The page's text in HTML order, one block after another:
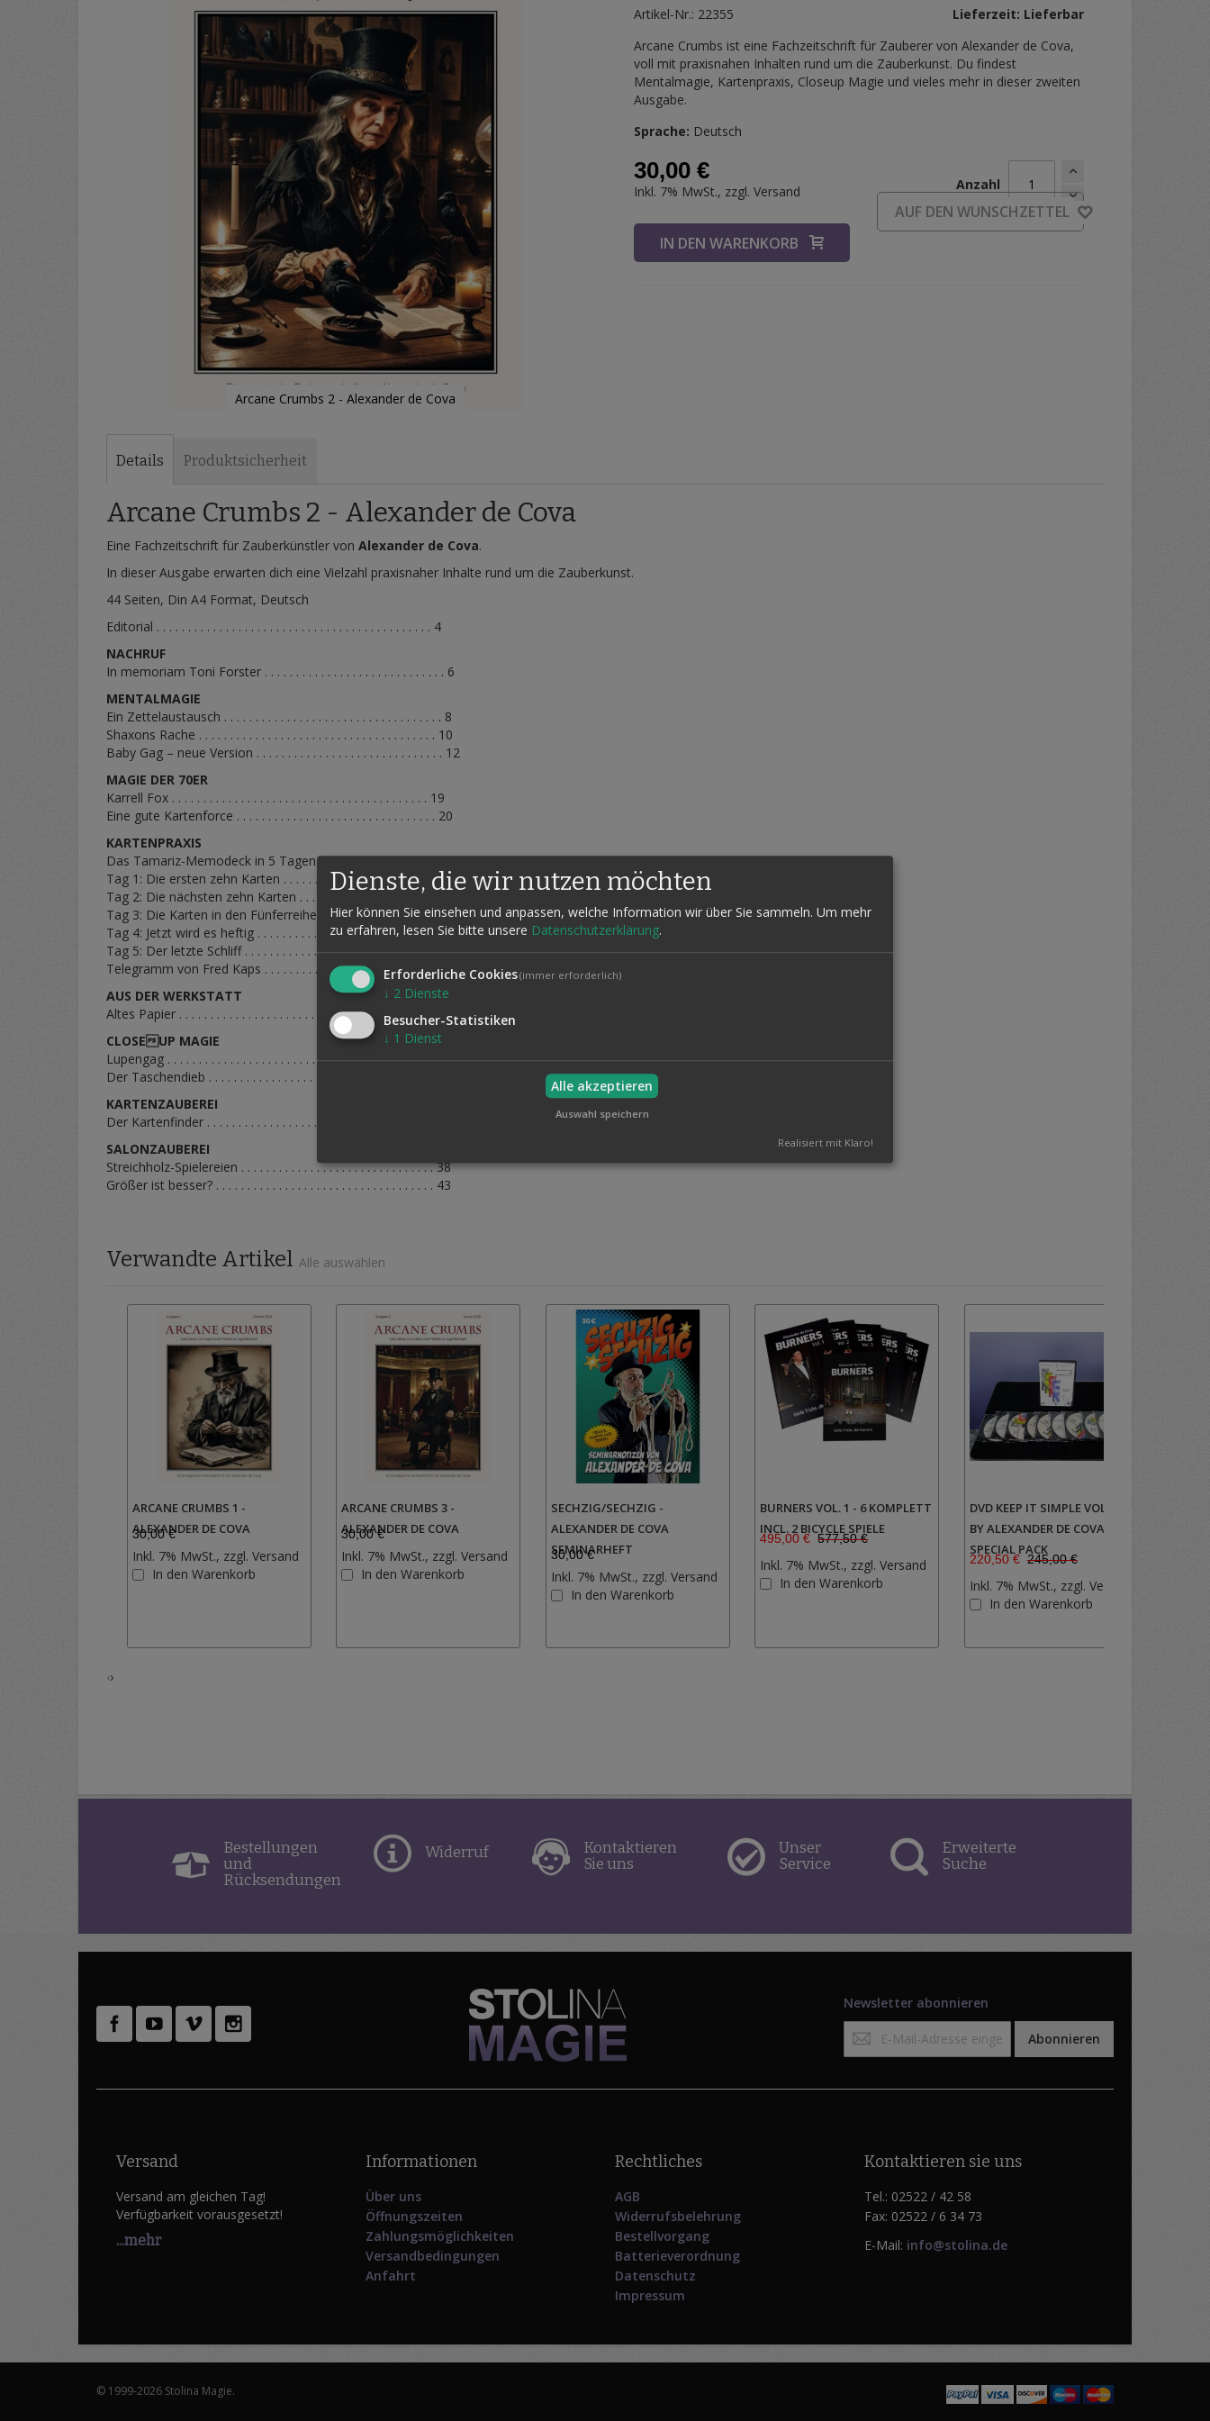
Arcane Crumbs 2 - Alexander de Cova
Artikel-Nr.: 22355
Lieferzeit: Lieferbar
Arcane Crumbs ist eine Fachzeitschrift für Zauberer von Alexander de Cova,
voll mit praxisnahen Inhalten rund um die Zauberkunst. Du findest
Mentalmagie, Kartenpraxis, Closeup Magie und vieles mehr in dieser zweiten
Ausgabe.
Sprache: Deutsch
30,00 €
Inkl. 7% MwSt., zzgl.Versand Anzahl
IN DEN WARENKORB
AUF DEN WUNSCHZETTEL
Details
Arcane Crumbs 2 - Alexander de Cova
Eine Fachzeitschrift für Zauberkünstler vonAlexander de Cova.
In dieser Ausgabe erwarten dich eine Vielzahl praxisnaher Inhalte rund um die Zauberkunst.
44 Seiten, Din A4 Format, Deutsch
Editorial . . . . . . . . . . . . . . . . . . . . . . . . . . . . . . . . . . . . . . . . . . . . 4
NACHRUF
In memoriam Toni Forster . . . . . . . . . . . . . . . . . . . . . . . . . . . . . 6
MENTALMAGIE
Ein Zettelaustausch . . . . . . . . . . . . . . . . . . . . . . . . . . . . . . . . . . . 8
Shaxons Rache . . . . . . . . . . . . . . . . . . . . . . . . . . . . . . . . . . . . . . 10
Baby Gag – neue Version . . . . . . . . . . . . . . . . . . . . . . . . . . . . . . 12
MAGIE DER 70ER
Karrell Fox . . . . . . . . . . . . . . . . . . . . . . . . . . . . . . . . . . . . . . . . . 19
Eine gute Kartenforce . . . . . . . . . . . . . . . . . . . . . . . . . . . . . . . . 20
KARTENPRAXIS
Das Tamariz-Memodeck in 5 Tagen . . . . . . . . . . . . . . . . . . . . . 21
Tag 1: Die ersten zehn Karten . . . . . . . . . . . . . . . . . . . . . . . . 23
Tag 2: Die nächsten zehn Karten . . . . . . . . . . . . . . . . . . . . . 24
Tag 3: Die Karten in den Fünferreihen . . . . . . . . . . . . . . . . 25
Tag 4: Jetzt wird es heftig . . . . . . . . . . . . . . . . . . . . . . . . . . . 26
Tag 5: Der letzte Schliff . . . . . . . . . . . . . . . . . . . . . . . . . . . . . 28
Telegramm von Fred Kaps . . . . . . . . . . . . . . . . . . . . . . . . . . . . . 31
AUS DER WERKSTATT
Altes Papier . . . . . . . . . . . . . . . . . . . . . . . . . . . . . . . . . . . . . . . . . 32
CLOSEUP MAGIE
Lupengag . . . . . . . . . . . . . . . . . . . . . . . . . . . . . . . . . . . . . . . . . . 33
Der Taschendieb . . . . . . . . . . . . . . . . . . . . . . . . . . . . . . . . . . . . . 35
KARTENZAUBEREI
Der Kartenfinder . . . . . . . . . . . . . . . . . . . . . . . . . . . . . . . . . . . . 37
SALONZAUBEREI
Streichholz-Spielereien . . . . . . . . . . . . . . . . . . . . . . . . . . . . . . . 38
Größer ist besser? . . . . . . . . . . . . . . . . . . . . . . . . . . . . . . . . . . . 43
Produktsicherheit
Verwandte Artikel Alle auswählen
ARCANE CRUMBS 1 -
ALEXANDER DE COVA
30,00 €
Inkl. 7% MwSt., zzgl. Versand
In den Warenkorb
ARCANE CRUMBS 3 -
ALEXANDER DE COVA
30,00 €
Inkl. 7% MwSt., zzgl.Versand
In den Warenkorb
Wunschliste
hinzufügen
SECHZIG/SECHZIG -
ALEXANDER DE COVA
SEMINARHEFT
30,00 €
Inkl. 7% MwSt., zzgl. Versand
In den Warenkorb
BURNERS VOL. 1 - 6 KOMPLETT
INCL. 2 BICYCLE SPIELE
495,00 € 577,50 €
Inkl. 7% MwSt., zzgl.Versand
In den Warenkorb
Wunschliste
hinzufügen
DVD KEEP IT SIMPLE VOL. 1 - 10
BY ALEXANDER DE COVA
SPECIAL PACK
220,50 € 245,00 €
Inkl. 7% MwSt., zzgl. Versand
In den Warenkorb
‹›
Bestellungen
und
Rücksendungen
Widerruf
Kontaktieren
Sie uns
Unser
Service
Erweiterte
Suche
Newsletter abonnieren
zum
Abonnieren
Versand
Versand am gleichen Tag!
Verfügbarkeit vorausgesetzt!
...mehr
Informationen
Über uns
Öffnungszeiten
Zahlungsmöglichkeiten
Versandbedingungen
Anfahrt
Rechtliches
AGB
Widerrufsbelehrung
Bestellvorgang
Batterieverordnung
Datenschutz
Impressum
Kontaktieren sie uns
Tel.: 02522 / 42 58
Fax: 02522 / 6 34 73
E-Mail: info@stolina.de
© 1999-2026 Stolina Magie.
Dienste, die wir nutzen möchten
Hier können Sie einsehen und anpassen, welche Information wir über Sie sammeln. Um mehr
zu erfahren, lesen Sie bitte unsere Datenschutzerklärung.
Erforderliche Cookies(immer erforderlich)
↓ 2 Dienste
Besucher-Statistiken
↓ 1 Dienst
Alle akzeptieren
Auswahl speichern
Realisiert mit Klaro!